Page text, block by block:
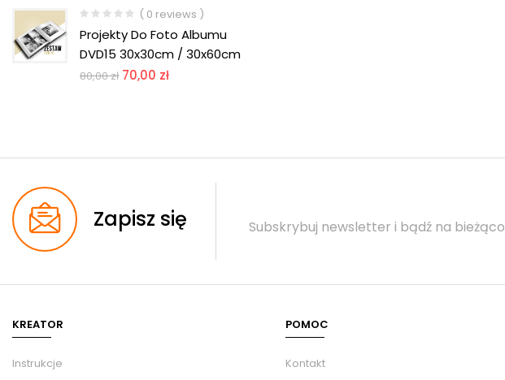
( 0 reviews )
Projekty Do Foto Albumu
DVD15 30x30cm / 30x60cm
80,00zł 70,00 zł
Zapisz się Subskrybuj newsletter i bądź na bieżąco
KREATOR
Instrukcje
POMOC
Kontakt